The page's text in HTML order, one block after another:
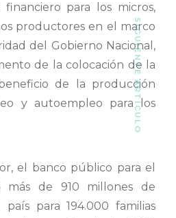
para los micros,
productores en el marco
del Gobierno Nacional,
de la colocación de la
de la producción
y autoempleo para los
el banco público para el
más de 910 millones de
para 194.000 familias
SIGUIENTE ARTÍCULO